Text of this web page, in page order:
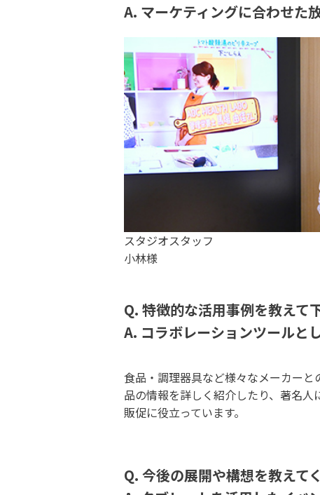
A. マーケティングに合わせた
スタジオスタッフ
小林様
Q. 特徴的な活用事例を教えて
A. コラボレーションツールと
食品・調理器具など様々なメーカー
品の情報を詳しく紹介したり、著名
販促に役立っています。
Q. 今後の展開や構想を教えて